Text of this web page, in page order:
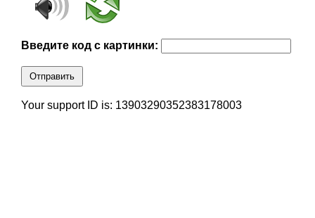
Введите код с картинки:
Отправить
Your support ID is: 13903290352383178003